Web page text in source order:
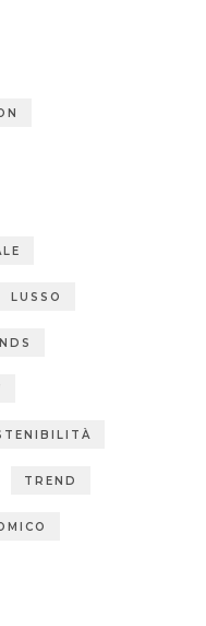
LUSSO
TREND